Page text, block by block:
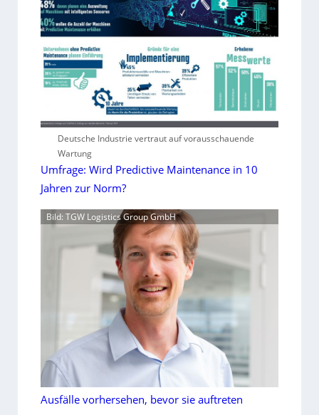
Deutsche Industrie vertraut auf vorausschauende
Wartung
Umfrage: Wird Predictive Maintenance in 10
Jahren zur Norm?
Bild: TGW Logistics Group GmbH
Ausfälle vorhersehen, bevor sie auftreten